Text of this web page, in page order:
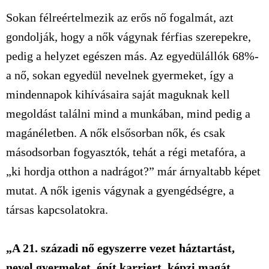
Sokan félreértelmezik az erős nő fogalmát, azt
gondolják, hogy a nők vágynak férfias szerepekre,
pedig a helyzet egészen más. Az egyedülállók 68%-
a nő, sokan egyedül nevelnek gyermeket, így a
mindennapok kihívásaira saját maguknak kell
megoldást találni mind a munkában, mind pedig a
magánéletben. A nők elsősorban nők, és csak
másodsorban fogyasztók, tehát a régi metafóra, a
„ki hordja otthon a nadrágot?” már árnyaltabb képet
mutat. A nők igenis vágynak a gyengédségre, a
társas kapcsolatokra.
„A 21. századi nő egyszerre vezet háztartást,